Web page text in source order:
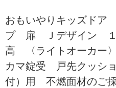
おもいやりキッズド
プ 扉 Ｊデザイン １
高 〈ライトオーカー
カマ錠受 戸先クッシ
付）用 不燃面材のご